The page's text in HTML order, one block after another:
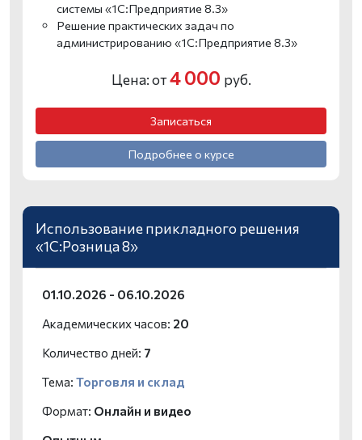
системы «1С:Предприятие 8.3»
Решение практических задач по
администрированию «1С:Предприятие 8.3»
Цена: от4 000 руб.
Записаться
Подробнее о курсе
Использование прикладного решения
«1С:Розница 8»
01.10.2026 - 06.10.2026
Академических часов: 20
Количество дней: 7
Тема: Торговля и склад
Формат: Онлайн и видео